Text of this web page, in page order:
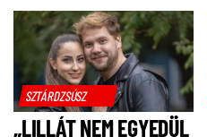
SZTÁRDZSÚSZ
„LILLÁT NEM EGYEDÜL